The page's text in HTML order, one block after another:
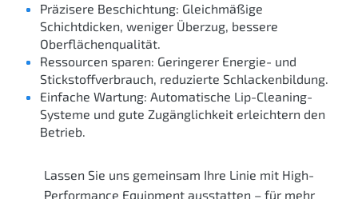
Präzisere Beschichtung: Gleichmäßige
Schichtdicken, weniger Überzug, bessere
Oberflächenqualität.
Ressourcen sparen: Geringerer Energie- und
Stickstoff­verbrauch, reduzierte Schlacken­bildung.
Einfache Wartung: Automatische Lip-Cleaning-
Systeme und gute Zugänglichkeit erleichtern den
Betrieb.
Lassen Sie uns gemeinsam Ihre Linie mit High-
Performance Equipment ausstatten – für mehr